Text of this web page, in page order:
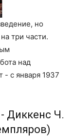
но
три части.
над
- с января 1937
Диккенс Ч.